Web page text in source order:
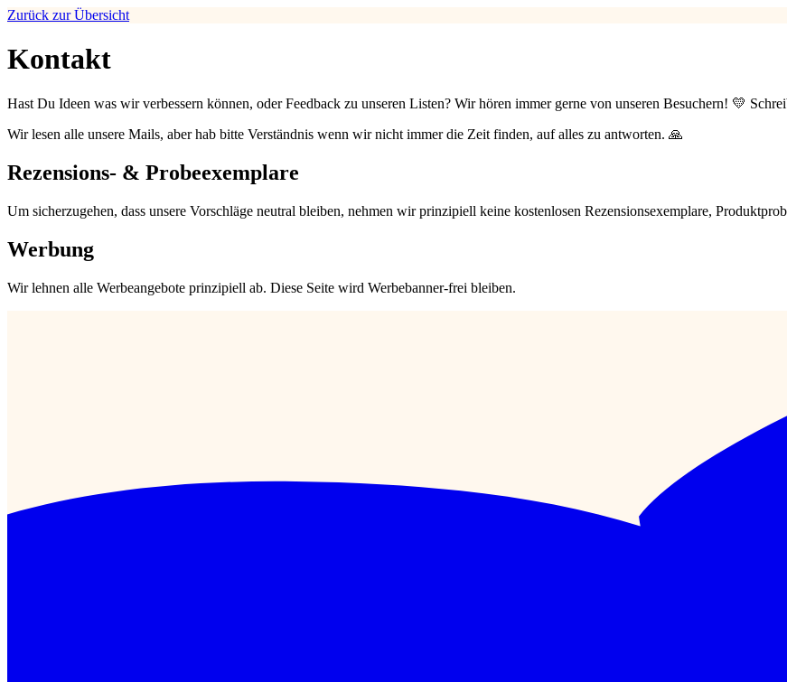
Zurück zur Übersicht
Kontakt
Hast Du Ideen was wir verbessern können, oder Feedback zu unseren Listen? Wir hören immer gerne von unseren Besuchern! 💛
Wir lesen alle unsere Mails, aber hab bitte Verständnis wenn wir nicht immer die Zeit finden, auf alles zu antworten. 🙏
Rezensions- & Probeexemplare
Um sicherzugehen, dass unsere Vorschläge neutral bleiben, nehmen wir prinzipiell keine kostenlosen Rezensionsexemplare,
Werbung
Wir lehnen alle Werbeangebote prinzipiell ab. Diese Seite wird Werbebanner-frei bleiben.